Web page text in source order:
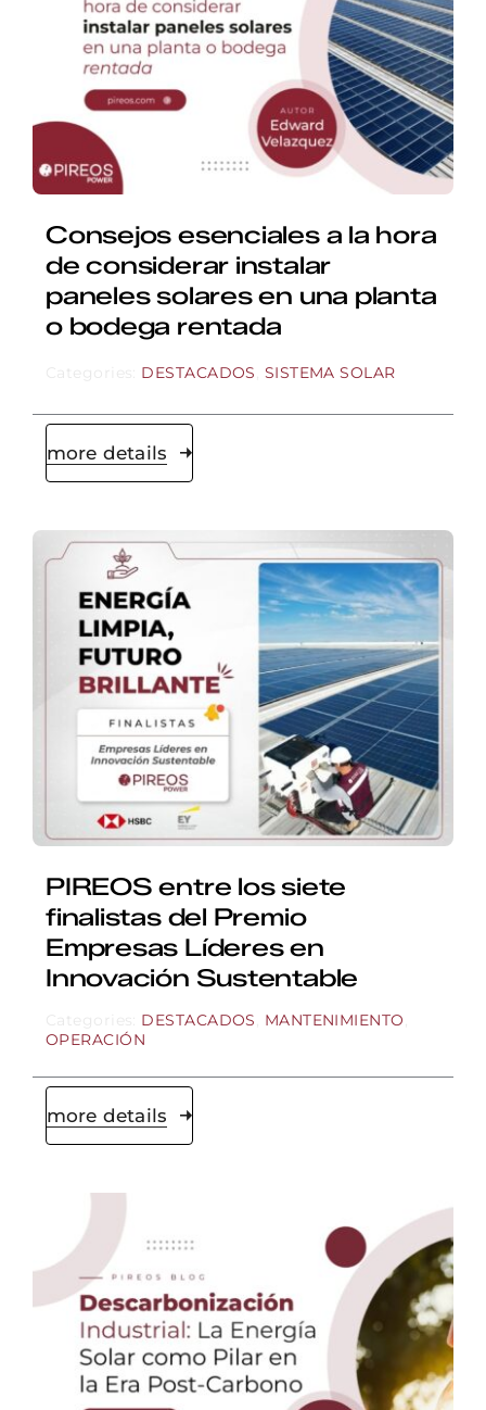
Consejos esenciales a la hora
de considerar instalar
paneles solares en una planta
o bodega rentada
DESTACADOS SISTEMA SOLAR
more details
PIREOS entre los siete
finalistas del Premio
Empresas Líderes en
Innovación Sustentable
DESTACADOS MANTENIMIENTO
OPERACIÓN
more details